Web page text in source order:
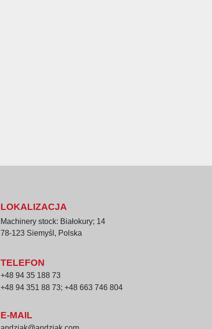
LOKALIZACJA
Machinery stock: Białokury; 14
78-123 Siemyśl, Polska
TELEFON
+48 94 35 188 73
+48 94 351 88 73; +48 663 746 804
E-MAIL